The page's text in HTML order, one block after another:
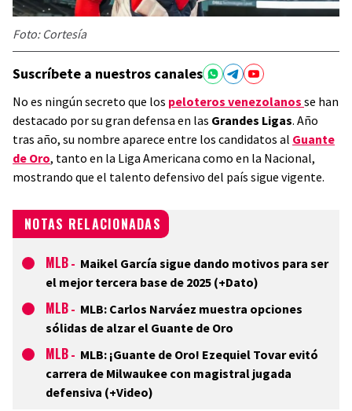
Foto: Cortesía
Suscríbete a nuestros canales
No es ningún secreto que los peloteros venezolanos se han
destacado por su gran defensa en las Grandes Ligas. Año
tras año, su nombre aparece entre los candidatos al Guante
de Oro, tanto en la Liga Americana como en la Nacional,
mostrando que el talento defensivo del país sigue vigente.
NOTAS RELACIONADAS
MLB - Maikel García sigue dando motivos para ser
el mejor tercera base de 2025 (+Dato)
MLB - MLB: Carlos Narváez muestra opciones
sólidas de alzar el Guante de Oro
MLB - MLB: ¡Guante de Oro! Ezequiel Tovar evitó
carrera de Milwaukee con magistral jugada
defensiva (+Video)